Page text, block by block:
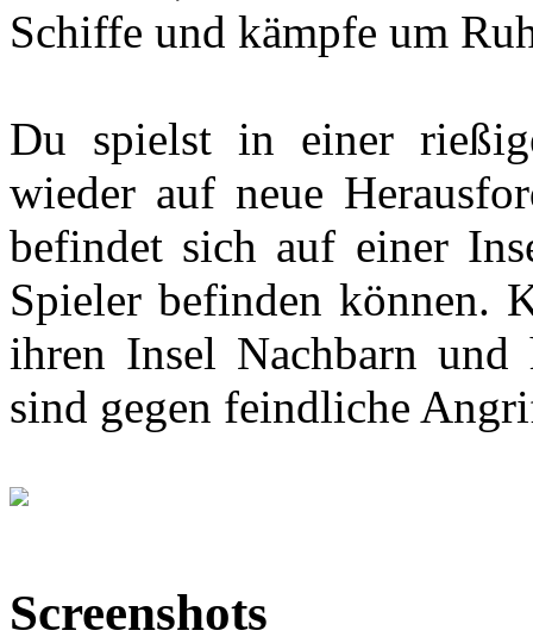
Schiffe und kämpfe um
Du spielst in einer
wieder auf neue
befindet sich auf einer
Spieler befinden können.
ihren Insel Nachbarn und
sind gegen feindliche
Screenshots